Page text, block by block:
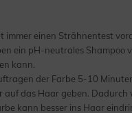
immer einen Strähnentest
ein pH-neutrales
kann.
der Farbe 5-10
auf das Haar geben.
kann besser ins Haar